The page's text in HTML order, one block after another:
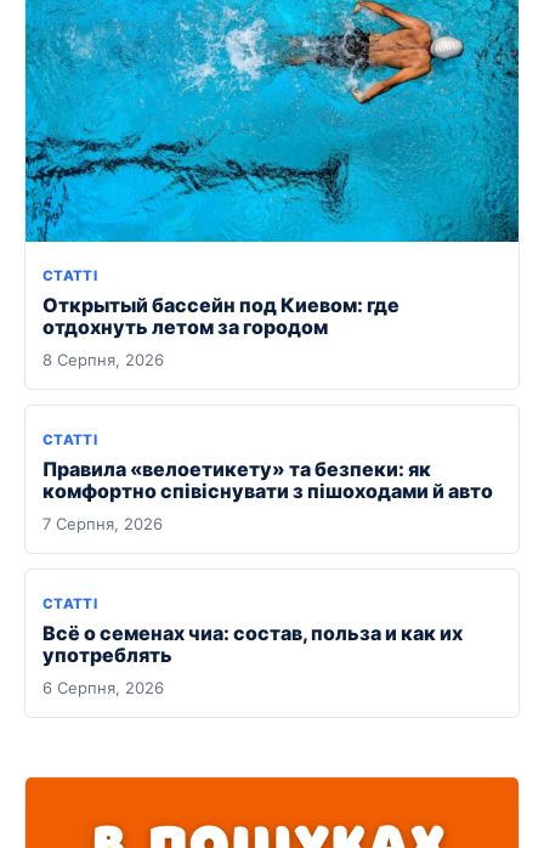
СТАТТІ
Открытый бассейн под Киевом: где
отдохнуть летом за городом
8 Серпня, 2026
СТАТТІ
Правила «велоетикету» та безпеки: як
комфортно співіснувати з пішоходами й авто
7 Серпня, 2026
СТАТТІ
Всё о семенах чиа: состав, польза и как их
употреблять
6 Серпня, 2026